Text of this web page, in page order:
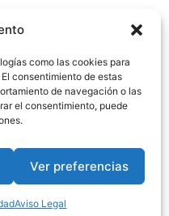
como las cookies para
consentimiento de estas
de navegación o las
el consentimiento, puede
Ver preferencias
Aviso Legal